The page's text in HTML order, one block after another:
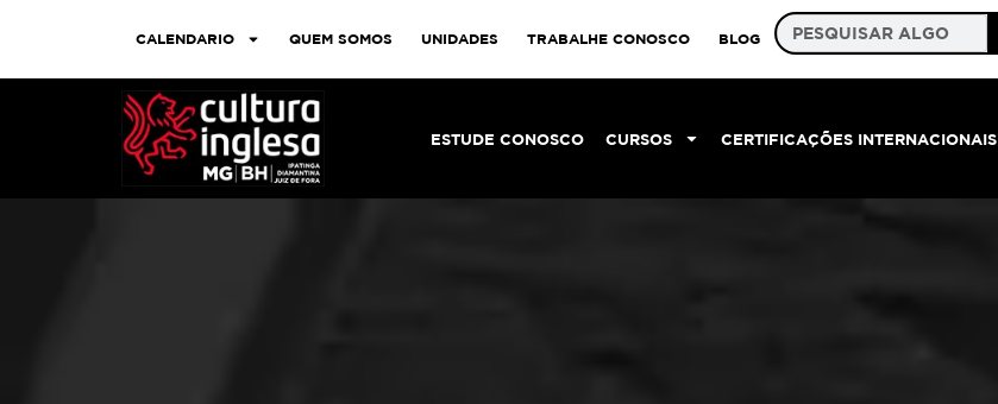
CALENDARIO QUEM SOMOS UNIDADES TRABALHE CONOSCO BLOG
ESTUDE CONOSCO CURSOS CERTIFICAÇÕES INTERNACIONAIS